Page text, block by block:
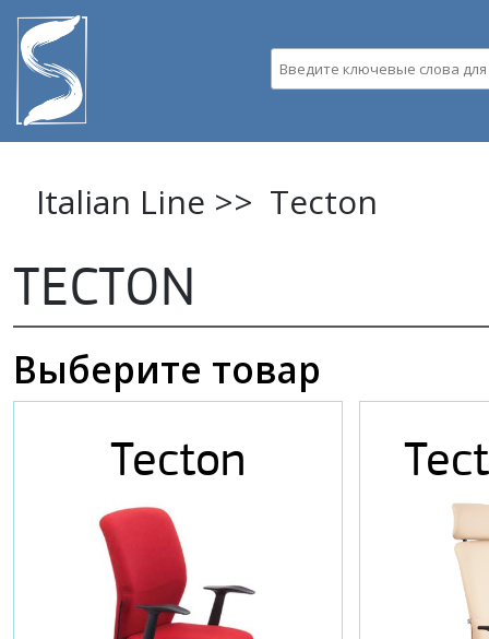
Italian Line >> Tecton
TECTON
Выберите товар
Tecton